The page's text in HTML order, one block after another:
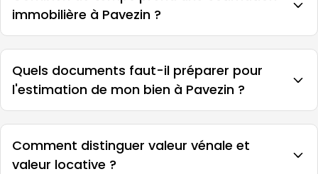
immobilière à Pavezin ?
Quels documents faut-il préparer pour
l'estimation de mon bien à Pavezin ?
Comment distinguer valeur vénale et
valeur locative ?